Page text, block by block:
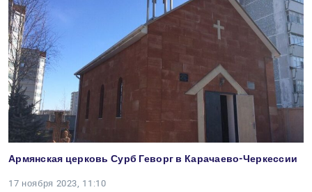
Армянская церковь Сурб Геворг в Карачаево-Черкессии
17 ноября 2023, 11:10